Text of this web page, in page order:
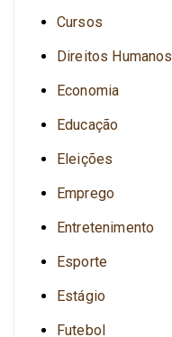
Cursos
Direitos Humanos
Economia
Educação
Eleições
Emprego
Entretenimento
Esporte
Estágio
Futebol